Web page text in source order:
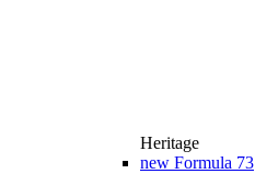
Heritage
new Formula 73